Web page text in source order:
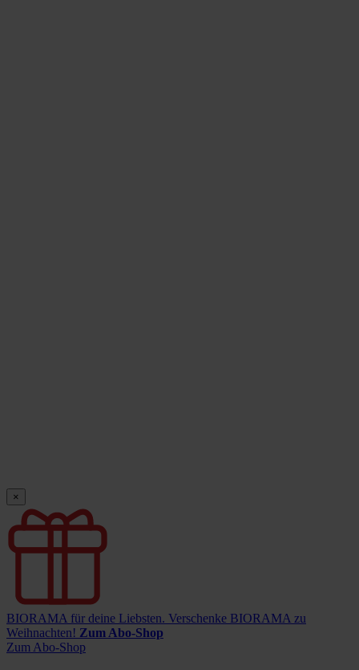
×
BIORAMA für deine Liebsten. Verschenke BIORAMA zu
Weihnachten! Zum Abo-Shop
Zum Abo-Shop